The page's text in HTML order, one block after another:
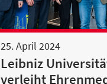
25. April 2024
Leibniz
verleiht